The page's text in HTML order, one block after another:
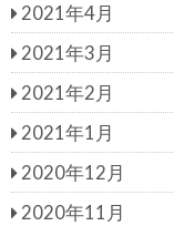
2021年4月
2021年3月
2021年2月
2021年1月
2020年12月
2020年11月